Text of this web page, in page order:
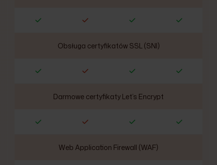
Obsługa certyfikatów SSL (SNI)
Darmowe certyfikaty Let’s Encrypt
Web Application Firewall (WAF)